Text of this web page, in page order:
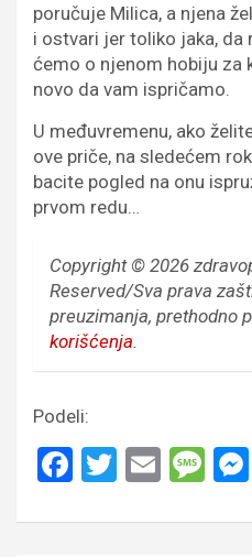
poručuje Milica, a njena
i ostvari jer toliko jaka, da
ćemo o njenom hobiju za
novo da vam ispričamo.
U međuvremenu, ako
ove priče, na sledećem
bacite pogled na onu
prvom redu…
Copyright © 2026
Reserved/Sva prava
preuzimanja, prethodno
korišćenja.
Podeli:
F
ce
T
tt
E
ail
M
s